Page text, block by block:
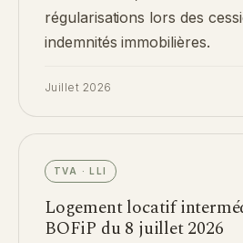
régularisations lors des
indemnités immobilières.
Juillet 2026
TVA · LLI
Logement locatif
BOFiP du 8 juillet 2026